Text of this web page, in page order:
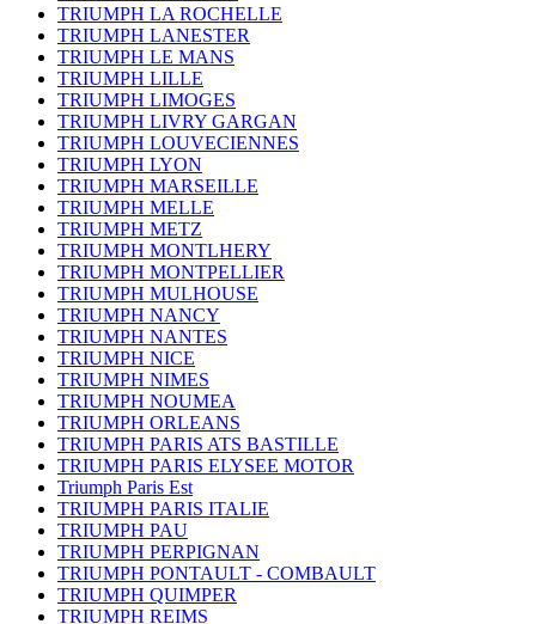
TRIUMPH LA ROCHELLE
TRIUMPH LANESTER
TRIUMPH LE MANS
TRIUMPH LILLE
TRIUMPH LIMOGES
TRIUMPH LIVRY GARGAN
TRIUMPH LOUVECIENNES
TRIUMPH LYON
TRIUMPH MARSEILLE
TRIUMPH MELLE
TRIUMPH METZ
TRIUMPH MONTLHERY
TRIUMPH MONTPELLIER
TRIUMPH MULHOUSE
TRIUMPH NANCY
TRIUMPH NANTES
TRIUMPH NICE
TRIUMPH NIMES
TRIUMPH NOUMEA
TRIUMPH ORLEANS
TRIUMPH PARIS ATS BASTILLE
TRIUMPH PARIS ELYSEE MOTOR
Triumph Paris Est
TRIUMPH PARIS ITALIE
TRIUMPH PAU
TRIUMPH PERPIGNAN
TRIUMPH PONTAULT - COMBAULT
TRIUMPH QUIMPER
TRIUMPH REIMS